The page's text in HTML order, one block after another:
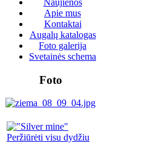
Naujienos
Apie mus
Kontaktai
Augalų katalogas
Foto galerija
Svetainės schema
Foto
Peržiūrėti visu dydžiu